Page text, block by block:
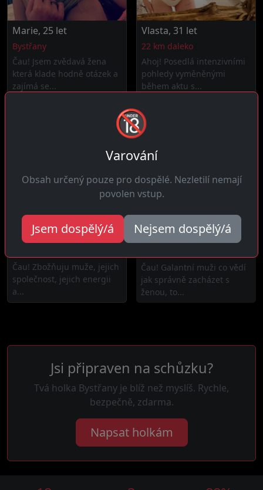
Marie, 25 let
Bystřany
Čau! Jsem zvědavá žena
která klade hodně otázek a
zajímá se...
Vlasta, 31 let
22 km daleko
Ahoj! Posedlá intenzivními
pohledy vyměněnými
během aktu s...
Dorota, 36 let
Čau! Zbožňuju muže, jejich
společnost, jejich energii
a...
Marie, 34 let
Čau! Galantní muži co vědí
jak správně zacházet s
ženou, to...
Jsi připraven na schůzku?
Tvá holka Bystřany je blíž než myslíš. Rychle,
bezpečně, zdarma.
Napsat holkám
🔞
Varování
Obsah určený pouze pro dospělé. Nezletilí nemají
povolen vstup.
Jsem dospělý/á Nejsem dospělý/á